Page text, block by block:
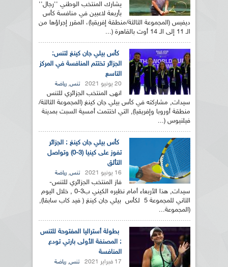
يشارك المنتخب الوطني ''رجال''
بأربعة لاعبين في منافسة كأس
ديفيس (المجموعة الثالثة/منطقة إفريقيا)، المقرر إجراؤها من
الـ 11 إلى الـ 14 أوت بالقاهرة (...
كأس بيلي جان كينغ لتنس:
الجزائر تختتم المنافسة في المركز
التاسع
20 يونيو 2021 تنس, رياضة
انهى المنتخب الجزائري للتنس
سيدات, مشاركته في كأس بيلي جان كينغ (المجموعة الثالثة/
منطقة أوروبا وإفريقيا), التي اختتمت أمسية السبت بمدينة
فيلنيوس (...
كأس بيلي جان كينغ : الجزائر
تفوز على كينيا (3-0) وتواصل
التألق
16 يونيو 2021 تنس, رياضة
فاز المنتخب الجزائري للتنس-
سيدات, هذا الأربعاء أمام نظيره الكيني ب3-0 , خلال اليوم
الثاني للمجموعة 5 لكأس بيلي جان كينغ ( فيد كاب سابقا),
(المجموعة...
بطولة أستراليا المفتوحة للتنس
: المصنفة الأولى بارتي تودع
المنافسة
17 فبراير 2021 تنس, رياضة